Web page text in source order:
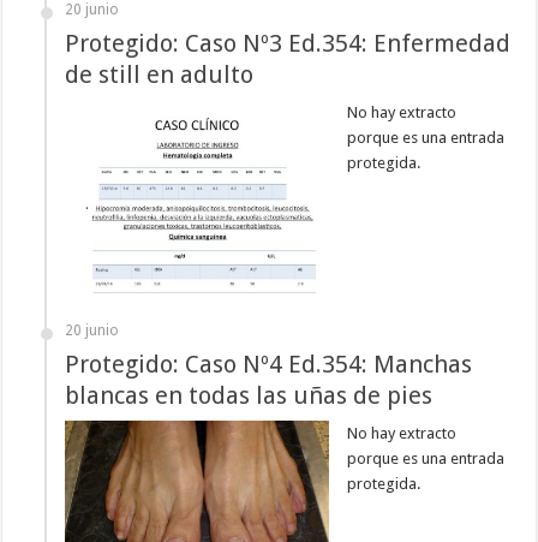
20 junio
Protegido: Caso Nº3 Ed.354: Enfermedad
de still en adulto
No hay extracto
porque es una entrada
protegida.
20 junio
Protegido: Caso Nº4 Ed.354: Manchas
blancas en todas las uñas de pies
No hay extracto
porque es una entrada
protegida.